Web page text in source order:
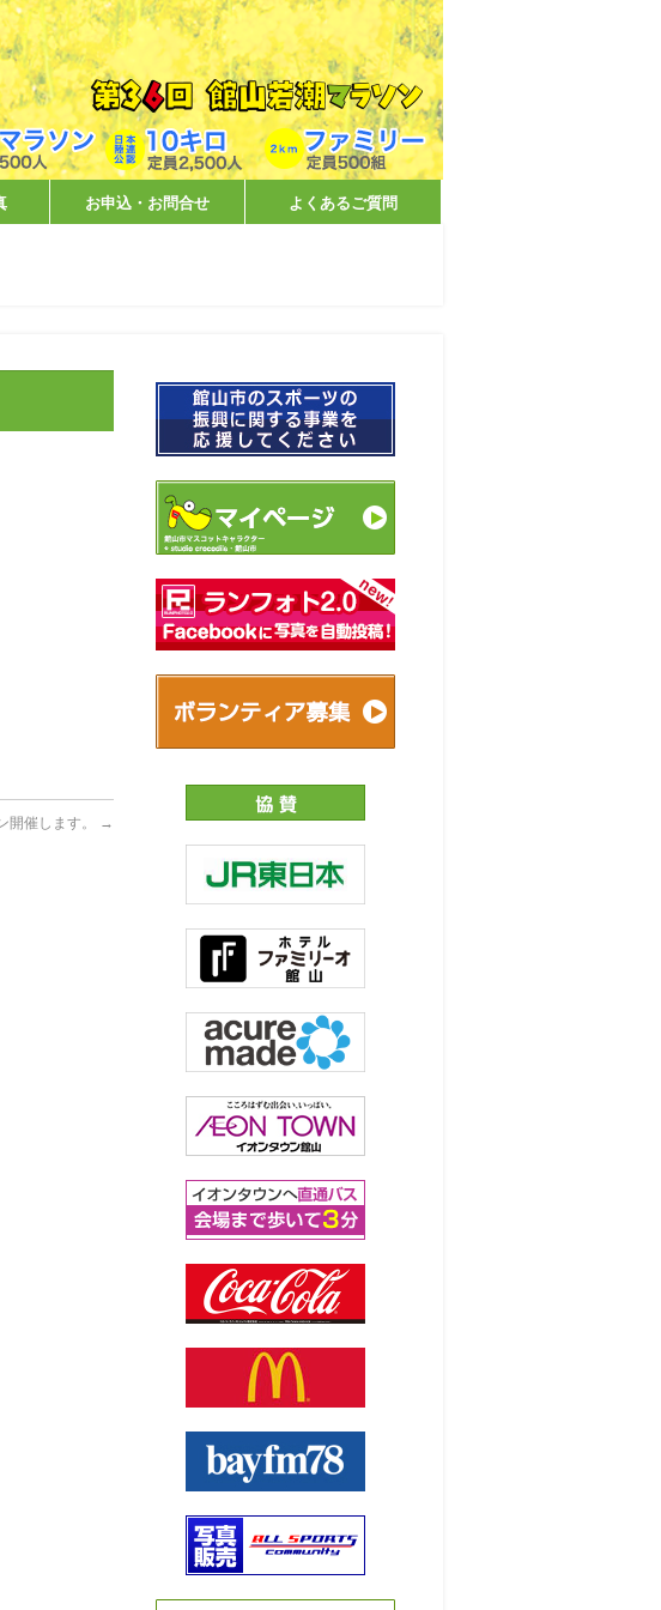
お申込・お問合せ よくあるご質問
開催します。 →